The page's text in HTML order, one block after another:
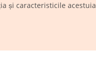
și caracteristicile acestuia